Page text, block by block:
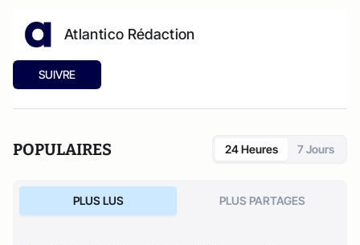
Atlantico Rédaction
SUIVRE
POPULAIRES 24 Heures 7 Jours
PLUS LUS PLUS PARTAGES